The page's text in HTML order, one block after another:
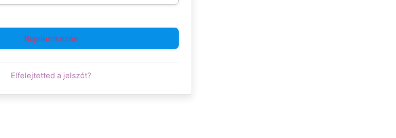
Elfelejtetted a jelszót?